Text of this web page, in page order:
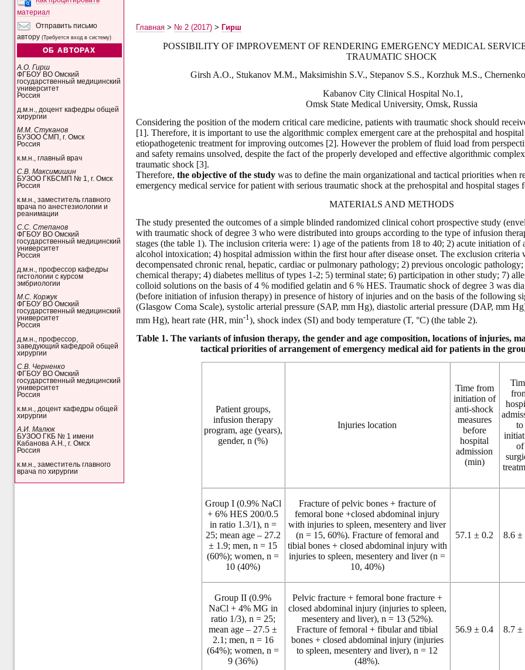
материал
Отправить письмо
автору(Требуется вход в систему)
ОБ АВТОРАХ
А.О. Гирш
ФГБОУ ВО Омский
государственный медицинский
университет
Россия
д.м.н., доцент кафедры общей
хирургии
М.М. Стуканов
БУЗОО СМП, г. Омск
Россия
к.м.н., главный врач
С.В. Максимишин
БУЗОО ГКБСМП № 1, г. Омск
Россия
к.м.н., заместитель главного
врача по анестезиологии и
реанимации
С.С. Степанов
ФГБОУ ВО Омский
государственный медицинский
университет
Россия
д.м.н., профессор кафедры
гистологии с курсом
эмбриологии
М.С. Коржук
ФГБОУ ВО Омский
государственный медицинский
университет
Россия
д.м.н., профессор,
заведующий кафедрой общей
хирургии
С.В. Черненко
ФГБОУ ВО Омский
государственный медицинский
университет
Россия
к.м.н., доцент кафедры общей
хирургии
А.И. Малюк
БУЗОО ГКБ № 1 имени
Кабанова А.Н., г. Омск
Россия
к.м.н., заместитель главного
врача по хирургии
Главная> № 2 (2017)> Гирш
POSSIBILITY OF IMPROVEMENT OF RENDERING EMERGENCY MEDICAL
TRAUMATIC SHOCK
Girsh A.O., Stukanov M.M., Maksimishin S.V., Stepanov S.S., Korzhuk M.S.,
Kabanov City Clinical Hospital No.1,
Omsk State Medical University, Omsk, Russia
Considering the position of the modern critical care medicine, patients with traumatic shock should
[1]. Therefore, it is important to use the algorithmic complex emergent care at the prehospital and
etiopathogetenic treatment for improving outcomes [2]. However the problem of fluid load from
and safety remains unsolved, despite the fact of the properly developed and effective algorithmic
traumatic shock [3].
Therefore, the objective of the studywas to define the main organizational and tactical priorities when
emergency medical service for patient with serious traumatic shock at the prehospital and hospital
MATERIALS AND METHODS
The study presented the outcomes of a simple blinded randomized clinical cohort prospective study
with traumatic shock of degree 3 who were distributed into groups according to the type of infusion
stages (the table 1). The inclusion criteria were: 1) age of the patients from 18 to 40; 2) acute initiation of
alcohol intoxication; 4) hospital admission within the first hour after disease onset. The exclusion criteria
decompensated chronic renal, hepatic, cardiac or pulmonary pathology; 2) previous oncologic
chemical therapy; 4) diabetes mellitus of types 1-2; 5) terminal state; 6) participation in other study; 7)
colloid solutions on the basis of 4 % modified gelatin and 6 % HES. Traumatic shock of degree 3 was
(before initiation of infusion therapy) in presence of history of injuries and on the basis of the following
(Glasgow Coma Scale), systolic arterial pressure (SAP, mm Hg), diastolic arterial pressure (DAP, mm
mm Hg), heart rate (HR, min-1 ), shock index (SI) and body temperature (T, °C) (the table 2).
Table 1. The variants of infusion therapy, the gender and age composition, locations of injuries,
tactical priorities of arrangement of emergency medical aid for patients in the
Patient groups,
infusion therapy
program, age (years),
gender, n (%)
Injuries location
Time from
initiation of
anti-shock
measures
before
hospital
admission
(min)
to
of
Group I (0.9% NaCl
+ 6% HES 200/0.5
in ratio 1.3/1), n =
25; mean age – 27.2
± 1.9; men, n = 15
(60%); women, n =
10 (40%)
Fracture of pelvic bones + fracture of
femoral bone +closed abdominal injury
with injuries to spleen, mesentery and liver
(n = 15, 60%). Fracture of femoral and
tibial bones + closed abdominal injury with
injuries to spleen, mesentery and liver (n =
10, 40%)
57.1 ± 0.2 8.6 ±
Group II (0.9%
NaCl + 4% MG in
ratio 1/3), n = 25;
mean age – 27.5 ±
2.1; men, n = 16
(64%); women, n =
9 (36%)
Pelvic fracture + femoral bone fracture +
closed abdominal injury (injuries to spleen,
mesentery and liver), n = 13 (52%).
Fracture of femoral + fibular and tibial
bones + closed abdominal injury (injuries
to spleen, mesentery and liver), n = 12
(48%).
56.9 ± 0.4 8.7 ±